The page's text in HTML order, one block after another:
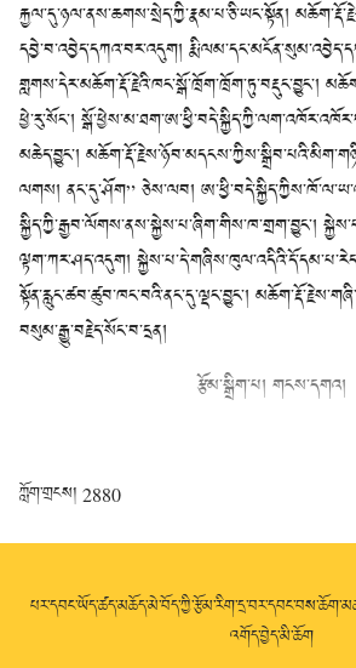
རྐྱལ་དུ་ཉལ་ནས་ཆགས་སྲེད་ཀྱི་རྣམ་པ་ཅི་ཡང་སྟོན།
དབྱེ་བ་འབྱེད་དཀའ་བར་འདུག།
གླགས་དེར་མཆོག་རྡོ་རྗེའི་ཁང་སྒོ་ཁྲོག་ཁྲོག་ཏུ་བརྡུང་བྱུང་།
ཕྱེ་རུ་སོང་།
མཆེད་བྱུང་།
ལགས། ནང་དུ་ཤོག” ཅེས་ལབ།
སྐྱིད་ཀྱི་རྒྱབ་ལོགས་ནས་སྐྱེས་པ་ཞིག་གིས་ཁ་གྲག་བྱུང་།
ལྟག་ཀར་ཤད་འདུག།
སྟོན་རླུང་ཚབ་ཚུབ་ཁང་བའི་ནང་དུ་ལྡང་བྱུང་།
བསུམ་རྒྱུ་བརྗེད་སོང་བ་དྲན།
རྩོམ་སྒྲིག་པ། གངས་དགའ།
ཀློག་གྲངས། 2880
འགོད་བྱེད་མི་ཆོག